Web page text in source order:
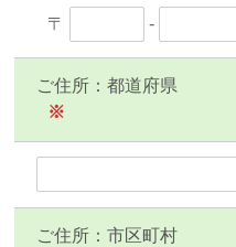
〒 -
ご住所：都道府県
※
ご住所：市区町村